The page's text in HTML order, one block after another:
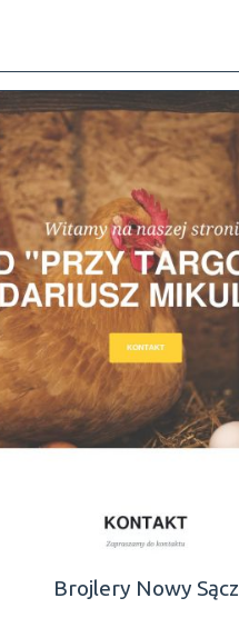
Brojlery Nowy Sącz